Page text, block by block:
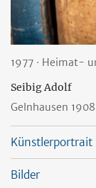
1977 · Heimat-
Seibig Adolf
Gelnhausen 1908
Künstlerportrait
Bilder